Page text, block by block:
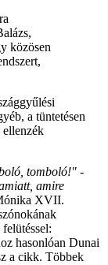
közösen
a tüntetésen
ellenzék
tomboló!" -
amire
XVII.
hasonlóan Dunai
a cikk. Többek